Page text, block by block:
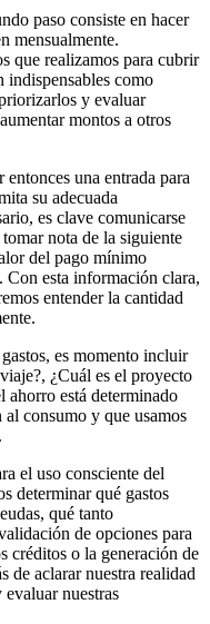
paso consiste en hacer
mensualmente.
que realizamos para cubrir
indispensables como
y evaluar
montos a otros
una entrada para
su adecuada
es clave comunicarse
nota de la siguiente
del pago mínimo
Con esta información clara,
entender la cantidad
es momento incluir
¿Cuál es el proyecto
ahorro está determinado
al consumo y que usamos
el uso consciente del
determinar qué gastos
qué tanto
de opciones para
créditos o la generación de
de aclarar nuestra realidad
nuestras